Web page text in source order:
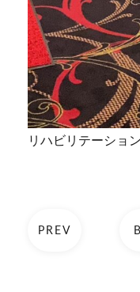
リハビリテーショ
PREV